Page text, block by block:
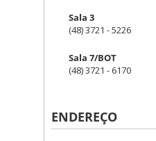
Sala 3
(48) 3721 - 5226
Sala 7/BOT
(48) 3721 - 6170
ENDEREÇO